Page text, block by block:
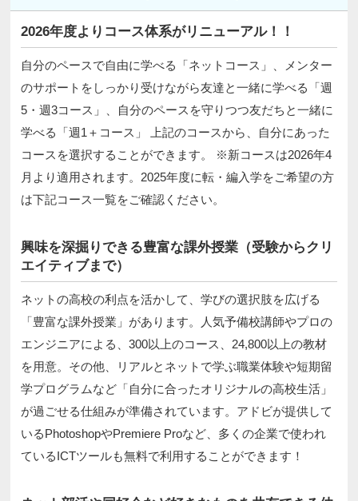
2026年度よりコース体系がリニューアル！！
自分のペースで自由に学べる「ネットコース」、メンター
のサポートをしっかり受けながら友達と一緒に学べる「週
5・週3コース」、自分のペースを守りつつ友だちと一緒に
学べる「週1＋コース」 上記のコースから、自分にあった
コースを選択することができます。 ※新コースは2026年4
月より適用されます。2025年度に転・編入学をご希望の方
は下記コース一覧をご確認ください。
興味を深掘りできる豊富な課外授業（受験からクリ
エイティブまで）
ネットの高校の利点を活かして、学びの選択肢を広げる
「豊富な課外授業」があります。人気予備校講師やプロの
エンジニアによる、300以上のコース、24,800以上の教材
を用意。その他、リアルとネットで学ぶ職業体験や短期留
学プログラムなど「自分に合ったオリジナルの高校生活」
が過ごせる仕組みが準備されています。アドビが提供して
いるPhotoshopやPremiere Proなど、多くの企業で使われ
ているICTツールも無料で利用することができます！